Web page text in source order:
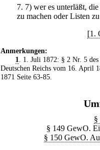
7. 7) wer es unterläßt,
zu machen oder Listen
[1.
Anmerkungen:
1. 1. Juli 1872: § 2 Nr. 5 des
Deutschen Reichs vom 16. April
1871 Seite 63-85.
§
§ 149 GewO.
§ 150 GewO.